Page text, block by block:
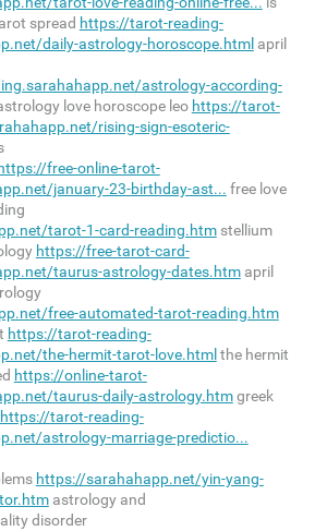
spread https://tarot-reading-
daily-astrology-horoscope.html april
astrology-according-
love horoscope leo https://tarot-
rising-sign-esoteric-
https://free-online-tarot-
january-23-birthday-ast... free love
tarot-1-card-reading.htmstellium
https://free-tarot-card-
taurus-astrology-dates.htmapril
free-automated-tarot-reading.htm
https://tarot-reading-
the-hermit-tarot-love.html the hermit
https://online-tarot-
taurus-daily-astrology.htmgreek
https://tarot-reading-
astrology-marriage-predictio...
https://sarahahapp.net/yin-yang-
astrology and
disorder